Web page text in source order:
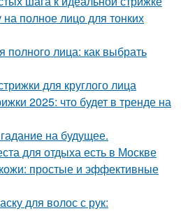
на полное лицо для тонких
полного лица: как выбрать
для круглого лица
2025: что будет в тренде на
на будущее.
для отдыха есть в Москве
простые и эффективные
для волос с рук: